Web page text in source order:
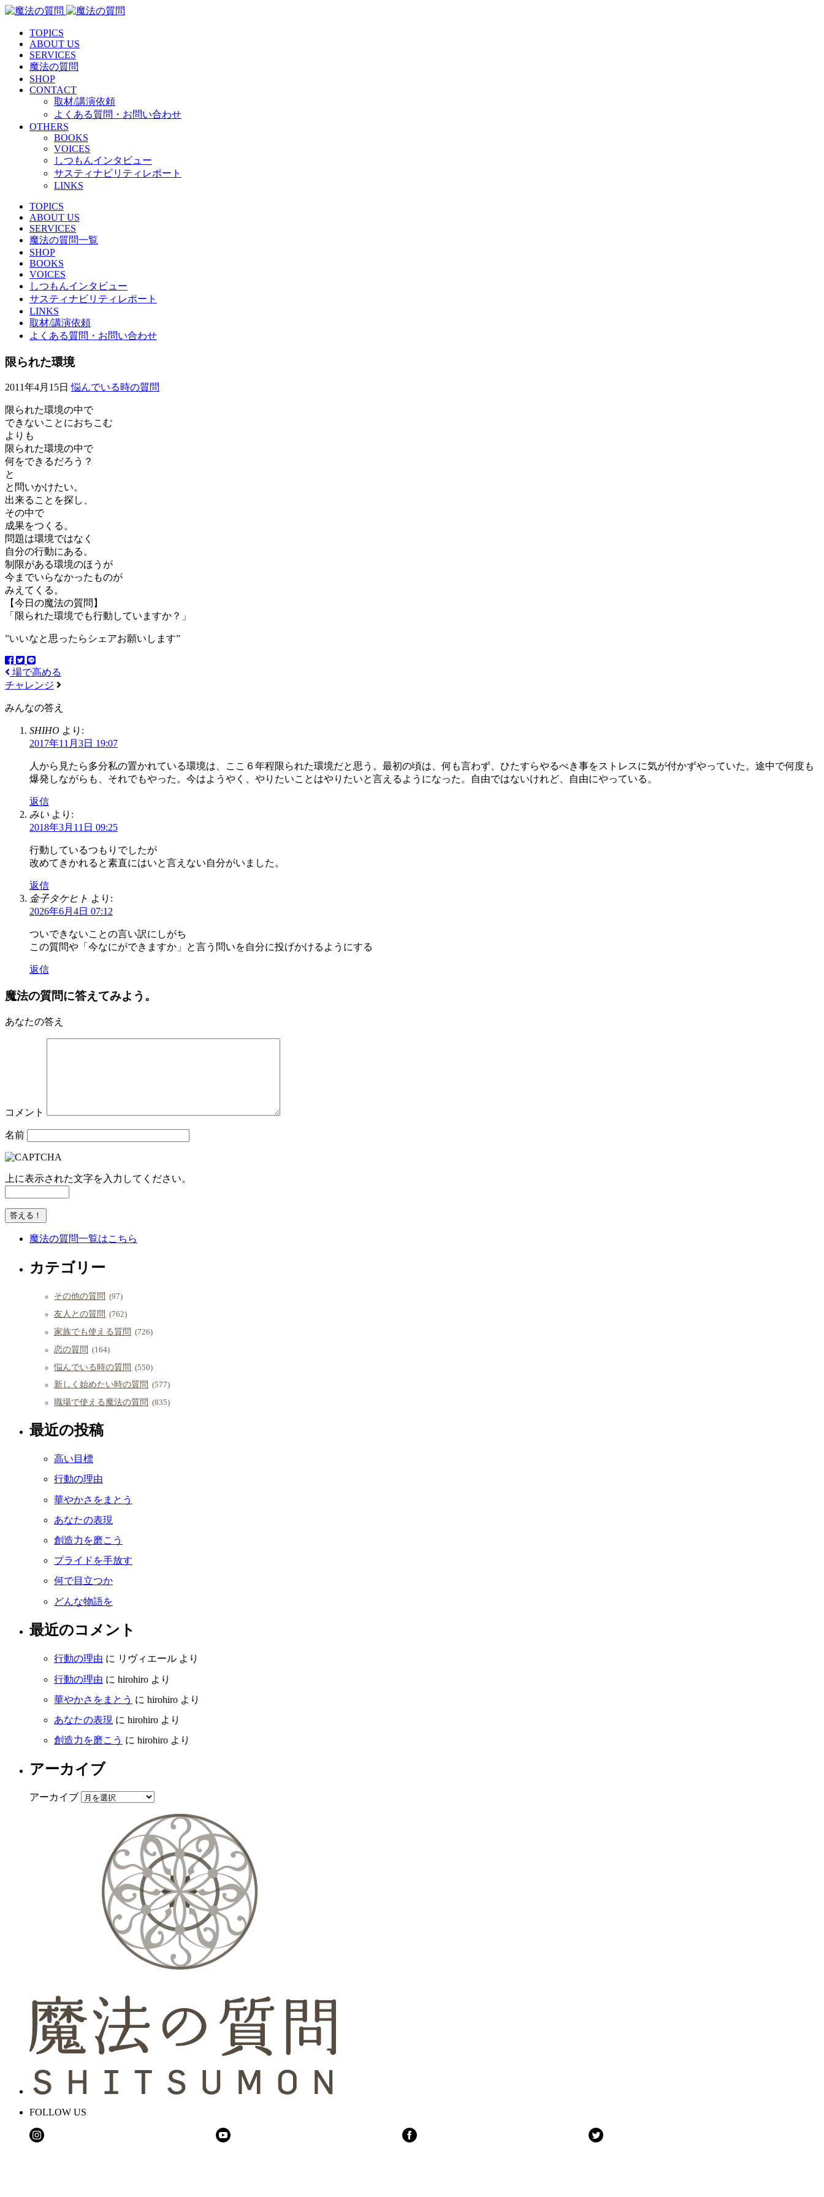
TOPICS
ABOUT US
SERVICES
魔法の質問
SHOP
CONTACT
取材/講演依頼
よくある質問・お問い合わせ
OTHERS
BOOKS
VOICES
しつもんインタビュー
サスティナビリティレポート
LINKS
TOPICS
ABOUT US
SERVICES
魔法の質問一覧
SHOP
BOOKS
VOICES
しつもんインタビュー
サスティナビリティレポート
LINKS
取材/講演依頼
よくある質問・お問い合わせ
限られた環境
2011年4月15日 悩んでいる時の質問
限られた環境の中で
できないことにおちこむ
よりも
限られた環境の中で
何をできるだろう？
と
と問いかけたい。
出来ることを探し、
その中で
成果をつくる。
問題は環境ではなく
自分の行動にある。
制限がある環境のほうが
今までいらなかったものが
みえてくる。
【今日の魔法の質問】
「限られた環境でも行動していますか？」
”いいなと思ったらシェアお願いします”
場で高める
チャレンジ
みんなの答え
SHIHO より:
2017年11月3日 19:07
人から見たら多分私の置かれている環境は、ここ６年程限られた環境だと思う。最初の頃は、何も言わず、ひたすらやるべき事をストレスに気が付かずやっていた。途中で何度も
爆発しながらも、それでもやった。今はようやく、やりたいことはやりたいと言えるようになった。自由ではないけれど、自由にやっている。
返信
みい より:
2018年3月11日 09:25
行動しているつもりでしたが
改めてきかれると素直にはいと言えない自分がいました。
返信
金子タケヒト より:
2026年6月4日 07:12
ついできないことの言い訳にしがち
この質問や「今なにができますか」と言う問いを自分に投げかけるようにする
返信
魔法の質問に答えてみよう。
あなたの答え
コメント
名前
上に表示された文字を入力してください。
魔法の質問一覧はこちら
カテゴリー
その他の質問 (97)
友人との質問 (762)
家族でも使える質問 (726)
恋の質問 (164)
悩んでいる時の質問 (550)
新しく始めたい時の質問 (577)
職場で使える魔法の質問 (835)
最近の投稿
高い目標
行動の理由
華やかさをまとう
あなたの表現
創造力を磨こう
プライドを手放す
何で目立つか
どんな物語を
最近のコメント
行動の理由 に リヴィエール より
行動の理由 に hirohiro より
華やかさをまとう に hirohiro より
あなたの表現 に hirohiro より
創造力を磨こう に hirohiro より
アーカイブ
アーカイブ
FOLLOW US